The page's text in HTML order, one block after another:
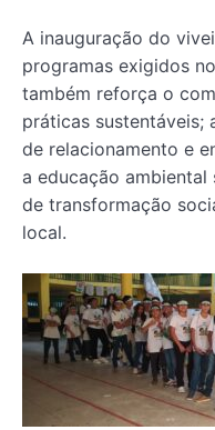
A inauguração do
programas exigidos
também reforça o
práticas sustentáveis;
de relacionamento e
a educação
de transformação
local.